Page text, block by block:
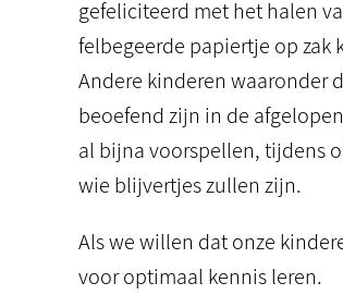
gefeliciteerd met het halen
felbegeerde papiertje op zak
Andere kinderen waaronder
beoefend zijn in de
al bijna voorspellen, tijdens
wie blijvertjes zullen zijn.
Als we willen dat onze
voor optimaal kennis leren.